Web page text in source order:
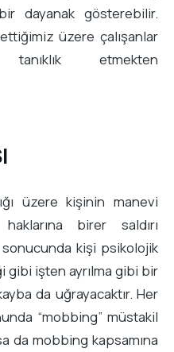
dayanak gösterebilir.
üzere çalışanlar
etmekten
üzere kişinin manevi
birer saldırı
sonucunda kişi psikolojik
gibi işten ayrılma gibi bir
da uğrayacaktır. Her
“mobbing” müstakil
da mobbing kapsamına